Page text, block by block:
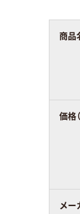
商品
価格
メー